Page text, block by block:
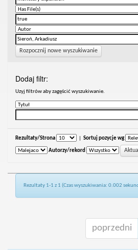
Rozpocznij nowe wyszukiwanie
Dodaj filtr:
Uzyj filtrów aby zagęścić wyszukiwanie.
Rezultaty/Strona Sortuj pozycje wg
Autorzy/rekord
Rezultaty 1-1 z 1 (Czas wyszukiwania: 0.002
poprzedni